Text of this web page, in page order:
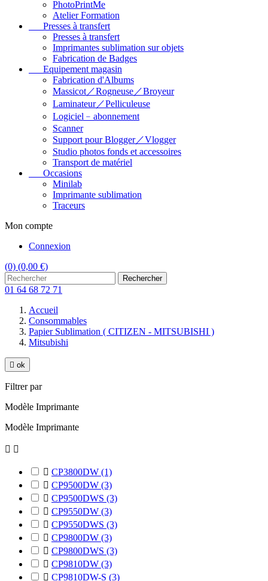
PhotoPrintMe
Atelier Formation
Presses à transfert
Presses à transfert
Imprimantes sublimation sur objets
Fabrication de Badges
Equipement magasin
Fabrication d'Albums
Massicot／Rogneuse／Broyeur
Laminateur／Pelliculeuse
Logiciel﹣abonnement
Scanner
Support pour Blogger／Vlogger
Studio photos fonds et accessoires
Transport de matériel
Occasions
Minilab
Imprimante sublimation
Traceurs
Mon compte
Connexion
(0) (0,00 €)
Rechercher
01 64 68 72 71
Accueil
Consommables
Papier Sublimation ( CITIZEN - MITSUBISHI )
Mitsubishi
 ok
Filtrer par
Modèle Imprimante
Modèle Imprimante
 
 CP3800DW (1)
 CP9500DW (3)
 CP9500DWS (3)
 CP9550DW (3)
 CP9550DWS (3)
 CP9800DW (3)
 CP9800DWS (3)
 CP9810DW (3)
 CP9810DW-S (3)